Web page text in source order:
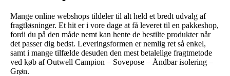
Mange online webshops tildeler til alt held et bredt udvalg af
fragtløsninger. Et hit er i vore dage at få leveret til en pakkeshop,
fordi du på den måde nemt kan hente de bestilte produkter når
det passer dig bedst. Leveringsformen er nemlig ret så enkel,
samt i mange tilfælde desuden den mest betalelige fragtmetode
ved køb af Outwell Campion – Sovepose – Åndbar isolering –
Grøn.